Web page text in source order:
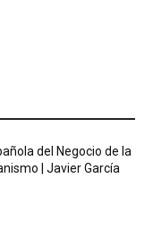
del Negocio de la
| Javier García